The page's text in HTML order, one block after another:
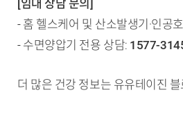
[임대 상담 문의]
- 홈 헬스케어 및 산소발생기·인공
- 수면양압기 전용 상담: 1577-
더 많은 건강 정보는 유유테이진